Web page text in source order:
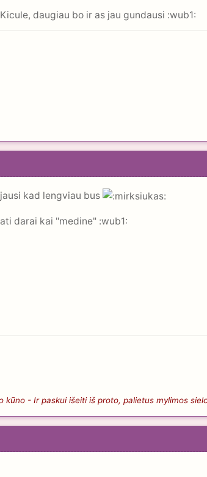
daugiau bo ir as jau gundausi :wub1:
kad lengviau bus
darai kai "medine" :wub1:
kūno - Ir paskui išeiti iš proto, palietus mylimos